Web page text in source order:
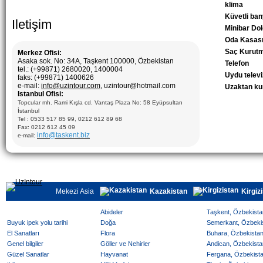
Iletişim
Merkez Ofisi:
Asaka sok. No: 34A, Taşkent 100000, Özbekistan
tel.: (+99871) 2680020, 1400004
faks: (+99871) 1400626
e-mail: info@uzintour.com, uzintour@hotmail.com
Istanbul Ofisi:
Topcular mh. Rami Kışla cd. Vantaş Plaza No: 58 Eyüpsultan
İstanbul
Tel : 0533 517 85 99, 0212 612 89 68
Fax: 0212 612 45 09
e-mail: info@taskent.biz
klima
Küvetli
Minibar
Oda Kasası
Saç
Telefon
Uydu
Uzaktan
Mekezi Asia Kazakistan
Abideler
Buyuk ipek yolu tarihi
Doğa
El Sanatları
Flora
Genel bilgiler
Göller ve Nehirler
Güzel Sanatlar
Hayvanat
Taşkent,
Semerkant,
Buhara,
Andican,
Fergana,